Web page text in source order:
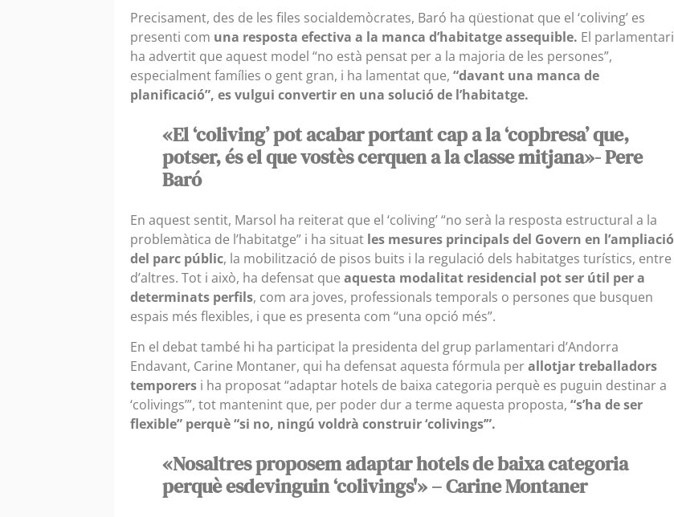
Precisament, des de les files socialdemòcrates, Baró ha qüestionat que el ‘coliving’ es
presenti com una resposta efectiva a la manca d’habitatge assequible. El parlamentari
ha advertit que aquest model “no està pensat per a la majoria de les persones”,
especialment famílies o gent gran, i ha lamentat que, “davant una manca de
planificació”, es vulgui convertir en una solució de l’habitatge.
«El ‘coliving’ pot acabar portant cap a la ‘copbresa’ que,
potser, és el que vostès cerquen a la classe mitjana»- Pere
Baró
En aquest sentit, Marsol ha reiterat que el ‘coliving’ “no serà la resposta estructural a la
problemàtica de l’habitatge” i ha situat les mesures principals del Govern en l’ampliació
del parc públic, la mobilització de pisos buits i la regulació dels habitatges turístics, entre
d’altres. Tot i això, ha defensat que aquesta modalitat residencial pot ser útil per a
determinats perfils, com ara joves, professionals temporals o persones que busquen
espais més flexibles, i que es presenta com “una opció més”.
En el debat també hi ha participat la presidenta del grup parlamentari d’Andorra
Endavant, Carine Montaner, qui ha defensat aquesta fórmula perallotjar treballadors
temporers i ha proposat “adaptar hotels de baixa categoria perquè es puguin destinar a
‘colivings’”, tot mantenint que, per poder dur a terme aquesta proposta, “s’ha de ser
flexible” perquè “si no, ningú voldrà construir ‘colivings’”.
«Nosaltres proposem adaptar hotels de baixa categoria
perquè esdevinguin ‘colivings'» – Carine Montaner